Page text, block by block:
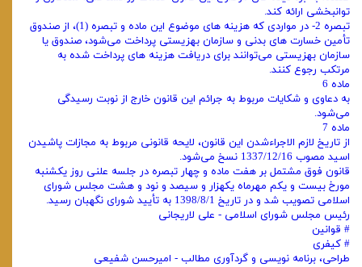
توانبخشی ارائه کند.
تبصره 2- در مواردی که هزینه های موضوع این ماده و تبصره (1)، از صندوق
تأمین خسارت های بدنی و سازمان بهزیستی پرداخت می‌شود، صندوق یا
سازمان بهزیستی می‌توانند برای دریافت هزینه های پرداخت شده به
مرتکب رجوع کنند.
ماده 6
به دعاوی و شکایات مربوط به جرائم این قانون خارج از نوبت رسیدگی
می‌شود.
ماده 7
از تاریخ لازم الاجراءشدن این قانون، لایحه قانونی مربوط به مجازات پاشیدن
اسید مصوب 1337/12/16 نسخ می‌شود.
قانون فوق مشتمل بر هفت ماده و چهار تبصره در جلسه علنی روز یکشنبه
مورخ بیست و یکم مهرماه یکهزار و سیصد و نود و هشت مجلس شورای
اسلامی تصویب شد و در تاریخ 1398/8/1 به تأیید شورای نگهبان رسید.
رئیس مجلس شورای اسلامی - علی لاریجانی
# قوانین
# کیفری
طراحی، برنامه نویسی و گردآوری مطالب - امیرحسن شفیعی